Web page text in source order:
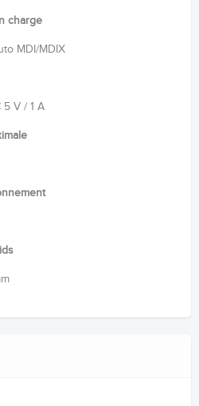
charge
MDI/MDIX
V / 1 A